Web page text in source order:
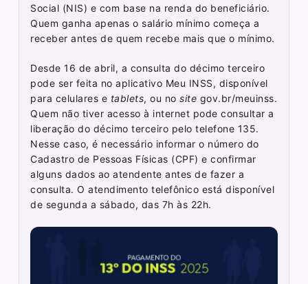
Social (NIS) e com base na renda do beneficiário.
Quem ganha apenas o salário mínimo começa a
receber antes de quem recebe mais que o mínimo.
Desde 16 de abril, a consulta do décimo terceiro
pode ser feita no aplicativo Meu INSS, disponível
para celulares e tablets, ou nosite gov.br/meuinss.
Quem não tiver acesso à internet pode consultar a
liberação do décimo terceiro pelo telefone 135.
Nesse caso, é necessário informar o número do
Cadastro de Pessoas Físicas (CPF) e confirmar
alguns dados ao atendente antes de fazer a
consulta. O atendimento telefônico está disponível
de segunda a sábado, das 7h às 22h.